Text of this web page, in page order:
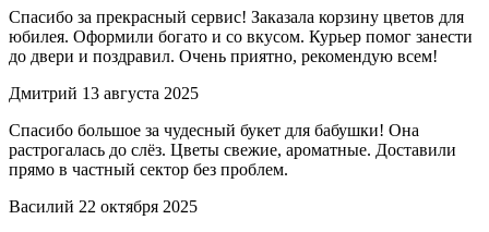
Спасибо за прекрасный сервис! Заказала корзину цветов для
юбилея. Оформили богато и со вкусом. Курьер помог занести
до двери и поздравил. Очень приятно, рекомендую всем!
Дмитрий 13 августа 2025
Спасибо большое за чудесный букет для бабушки! Она
растрогалась до слёз. Цветы свежие, ароматные. Доставили
прямо в частный сектор без проблем.
Василий 22 октября 2025